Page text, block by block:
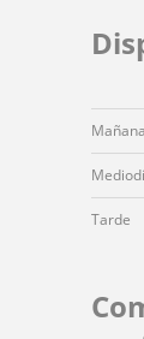
Mañana
Tarde